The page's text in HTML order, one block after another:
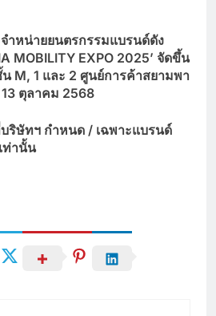
ำหน่ายยนตรกรรมแบรนด์ดัง
MOBILITY EXPO 2025’ จัดขึ้น
น M, 1 และ 2 ศูนย์การค้าสยามพา
ตุลาคม 2568
ริษัทฯ กำหนด / เฉพาะแบรนด์
ท่านั้น